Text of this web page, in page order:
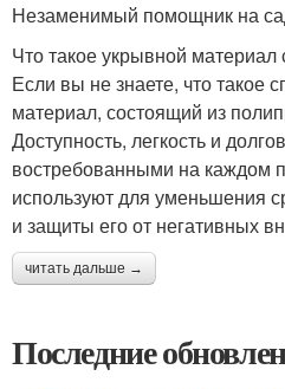
Незаменимый помощник на
Что такое укрывной материал
Если вы не знаете, что такое
материал, состоящий из
Доступность, легкость и
востребованными на каждом
используют для уменьшения
и защиты его от негативных
читать дальше →
Последние